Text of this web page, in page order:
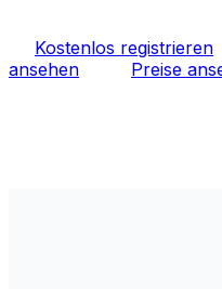
Kostenlos registrieren
ansehen
Preise